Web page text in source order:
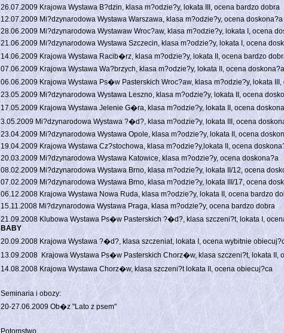
26.07.2009 Krajowa Wystawa B?dzin, klasa m?odzie?y, lokata III, ocena bardzo dobra
12.07.2009 Mi?dzynarodowa Wystawa Warszawa, klasa m?odzie?y, ocena doskona?a
28.06.2009 Mi?dzynarodowa Wystawaw Wroc?aw, klasa m?odzie?y, lokata I, ocena
21.06.2009 Mi?dzynarodowa Wystawa Szczecin, klasa m?odzie?y, lokata I, ocena
14.06.2009 Krajowa Wystawa Racib�rz, klasa m?odzie?y, lokata II, ocena bardzo
07.06.2009 Krajowa Wystawa Wa?brzych, klasa m?odzie?y, lokata II, ocena doskona?a
06.06.2009 Krajowa Wystawa Ps�w Pasterskich Wroc?aw, klasa m?odzie?y, lokata
23.05.2009 Mi?dzynarodowa Wystawa Leszno, klasa m?odzie?y, lokata II, ocena
17.05.2009 Krajowa Wystawa Jelenie G�ra, klasa m?odzie?y, lokata II, ocena
3.05.2009 Mi?dzynarodowa Wystawa ?�d?, klasa m?odzie?y, lokata III, ocena
23.04.2009 Mi?dzynarodowa Wystawa Opole, klasa m?odzie?y, lokata II, ocena
19.04.2009 Krajowa Wystawa Cz?stochowa, klasa m?odzie?y,lokata II, ocena
20.03.2009 Mi?dzynarodowa Wystawa Katowice, klasa m?odzie?y, ocena doskona?a
08.02.2009 Mi?dzynarodowa Wystawa Brno, klasa m?odzie?y, lokata II/12, ocena
07.02.2009 Mi?dzynarodowa Wystawa Brno, klasa m?odzie?y, lokata III/17, ocena
06.12.2008 Krajowa Wystawa Nowa Ruda, klasa m?odzie?y, lokata II, ocena bardzo
15.11.2008 Mi?dzynarodowa Wystawa Praga, klasa m?odzie?y, ocena bardzo dobra
21.09.2008 Klubowa Wystawa Ps�w Pasterskich ?�d?, klasa szczeni?t, lokata I,
BABY
20.09.2008 Krajowa Wystawa ?�d?, klasa szczeniat, lokata I, ocena wybitnie
13.09.2008 Krajowa Wystawa Ps�w Pasterskich Chorz�w, klasa szczeni?t, lokata II,
14.08.2008 Krajowa Wystawa Chorz�w, klasa szczeni?t lokata II, ocena obiecuj?ca
Seminaria i obozy:
20-27.06.2009 Ob�z "Lato z psem"
Potomstwo